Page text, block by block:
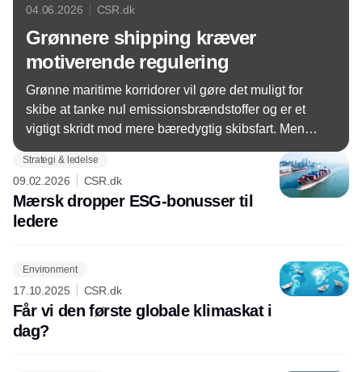
04.06.2026 CSR.dk
Grønnere shipping kræver
motiverende regulering
Grønne maritime korridorer vil gøre det muligt for
skibe at tanke nul emissionsbrændstoffer og er et
vigtigt skridt mod mere bæredygtig skibsfart. Men
bedre økonomi risikerer omstillingen at gå i stå.
Strategi & ledelse
09.02.2026 CSR.dk
Mærsk dropper ESG-bonusser til
ledere
Environment
17.10.2025 CSR.dk
Får vi den første globale klimaskat i
dag?